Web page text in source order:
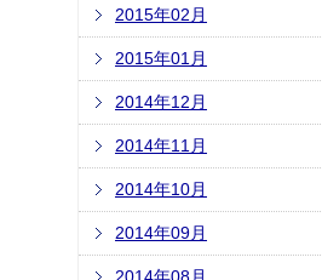
2015年02月
2015年01月
2014年12月
2014年11月
2014年10月
2014年09月